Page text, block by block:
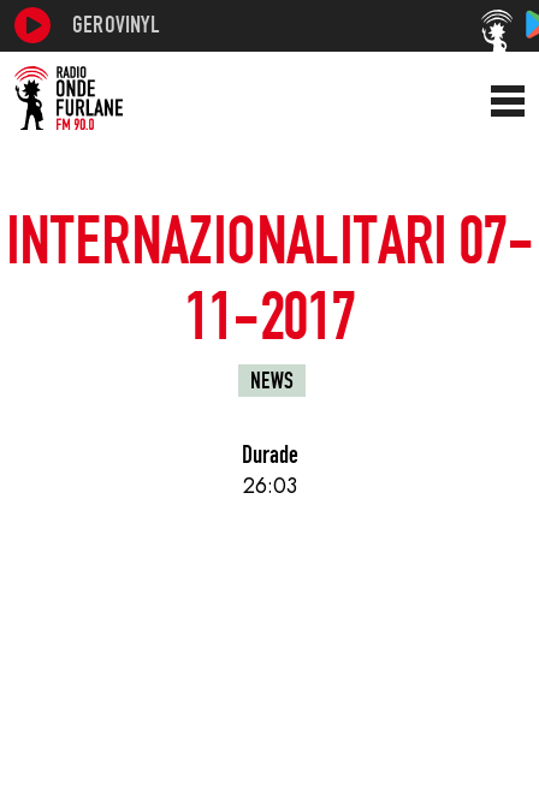
GEROVINYL
INTERNAZIONALITARI 07-
11-2017
NEWS
Durade
26:03